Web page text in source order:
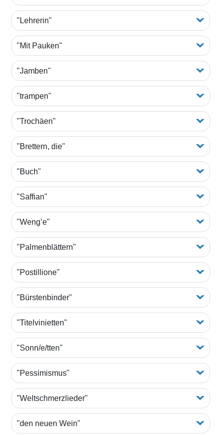
"Lehrerin"
"Mit Pauken"
"Jamben"
"trampen"
"Trochäen"
"Brettern, die"
"Buch"
"Saffian"
"Weng’e"
"Palmenblättern"
"Postillione"
"Bürstenbinder"
"Titelvinietten"
"Sonn/e/tten"
"Pessimismus"
"Weltschmerzlieder"
"den neuen Wein"